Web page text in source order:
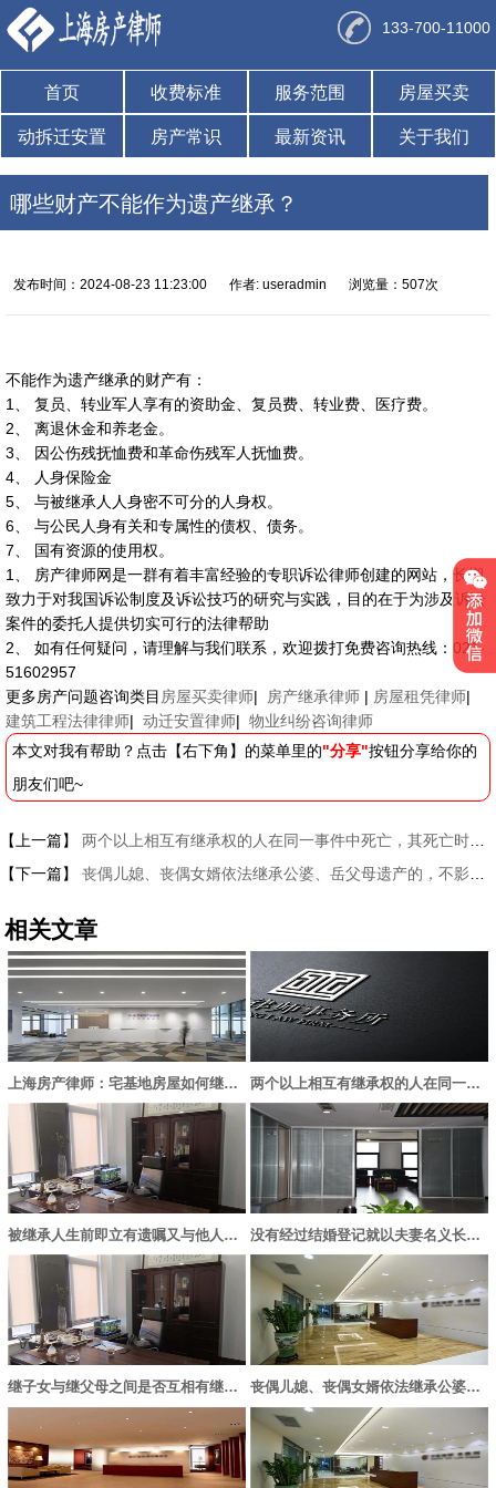
133-700-11000
首页 收费标准 服务范围 房屋买卖
动拆迁安置 房产常识 最新资讯 关于我们
哪些财产不能作为遗产继承？
发布时间：2024-08-23 11:23:00 作者: useradmin 浏览量：507次
不能作为遗产继承的财产有：
1、 复员、转业军人享有的资助金、复员费、转业费、医疗费。
2、 离退休金和养老金。
3、 因公伤残抚恤费和革命伤残军人抚恤费。
4、 人身保险金
5、 与被继承人人身密不可分的人身权。
6、 与公民人身有关和专属性的债权、债务。
7、 国有资源的使用权。
1、 房产律师网是一群有着丰富经验的专职诉讼律师创建的网站，长期
致力于对我国诉讼制度及诉讼技巧的研究与实践，目的在于为涉及诉讼
案件的委托人提供切实可行的法律帮助
2、 如有任何疑问，请理解与我们联系，欢迎拨打免费咨询热线：021-
51602957
更多房产问题咨询类目 房屋买卖律师| 房产继承律师 | 房屋租凭律师|
建筑工程法律律师| 动迁安置律师| 物业纠纷咨询律师
本文对我有帮助？点击【右下角】的菜单里的"分享"按钮分享给你的
朋友们吧~
【上一篇】
两个以上相互有继承权的人在同一事件中死亡，其死亡时间如何确定
【下一篇】
丧偶儿媳、丧偶女婿依法继承公婆、岳父母遗产的，不影响他们其他的继承权
相关文章
上海房产律师：宅基地房屋如何继承？ 两个以上相互有继承权的人在同一事件中死亡，其死亡时间如何确定？
被继承人生前即立有遗嘱又与他人订有遗赠抚养协议的应当怎样处理？ 没有经过结婚登记就以夫妻名义长期共同生活的男女，相互是否有继承权？
继子女与继父母之间是否互相有继承权？ 丧偶儿媳、丧偶女婿依法继承公婆、岳父母遗产的，其子女能否代位继承？